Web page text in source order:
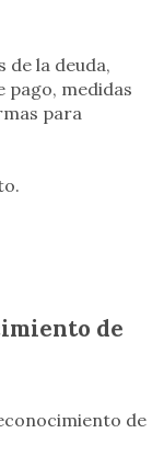
de la deuda,
pago, medidas
para
de
de